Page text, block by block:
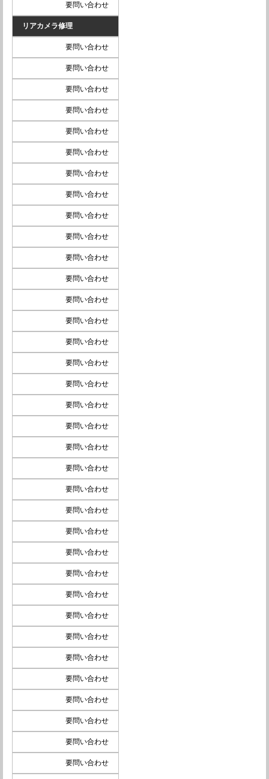
要問い合わせ
リアカメラ修理
要問い合わせ
要問い合わせ
要問い合わせ
要問い合わせ
要問い合わせ
要問い合わせ
要問い合わせ
要問い合わせ
要問い合わせ
要問い合わせ
要問い合わせ
要問い合わせ
要問い合わせ
要問い合わせ
要問い合わせ
要問い合わせ
要問い合わせ
要問い合わせ
要問い合わせ
要問い合わせ
要問い合わせ
要問い合わせ
要問い合わせ
要問い合わせ
要問い合わせ
要問い合わせ
要問い合わせ
要問い合わせ
要問い合わせ
要問い合わせ
要問い合わせ
要問い合わせ
要問い合わせ
要問い合わせ
要問い合わせ